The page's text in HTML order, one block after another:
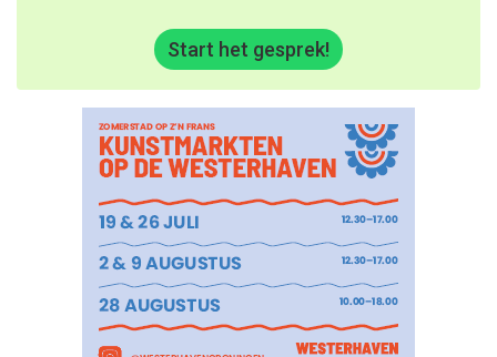
Start het gesprek!